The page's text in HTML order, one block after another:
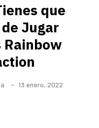
que
Jugar
Rainbow
13 enero, 2022